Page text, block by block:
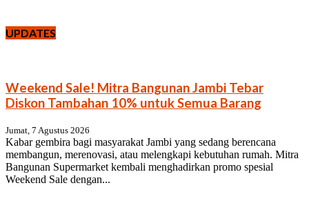
UPDATES
Weekend Sale! Mitra Bangunan Jambi Tebar
Diskon Tambahan 10% untuk Semua Barang
Jumat, 7 Agustus 2026
Kabar gembira bagi masyarakat Jambi yang sedang berencana
membangun, merenovasi, atau melengkapi kebutuhan rumah. Mitra
Bangunan Supermarket kembali menghadirkan promo spesial
Weekend Sale dengan...